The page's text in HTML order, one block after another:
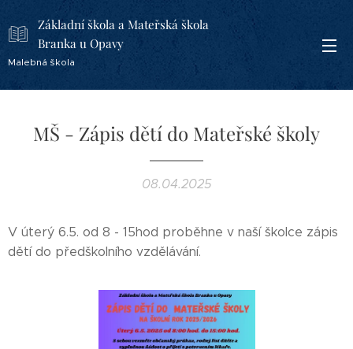
Základní škola a Mateřská škola
Branka u Opavy
Malebná škola
MŠ - Zápis dětí do Mateřské školy
08.04.2025
V úterý 6.5. od 8 - 15hod proběhne v naší školce zápis
dětí do předškolního vzdělávání.